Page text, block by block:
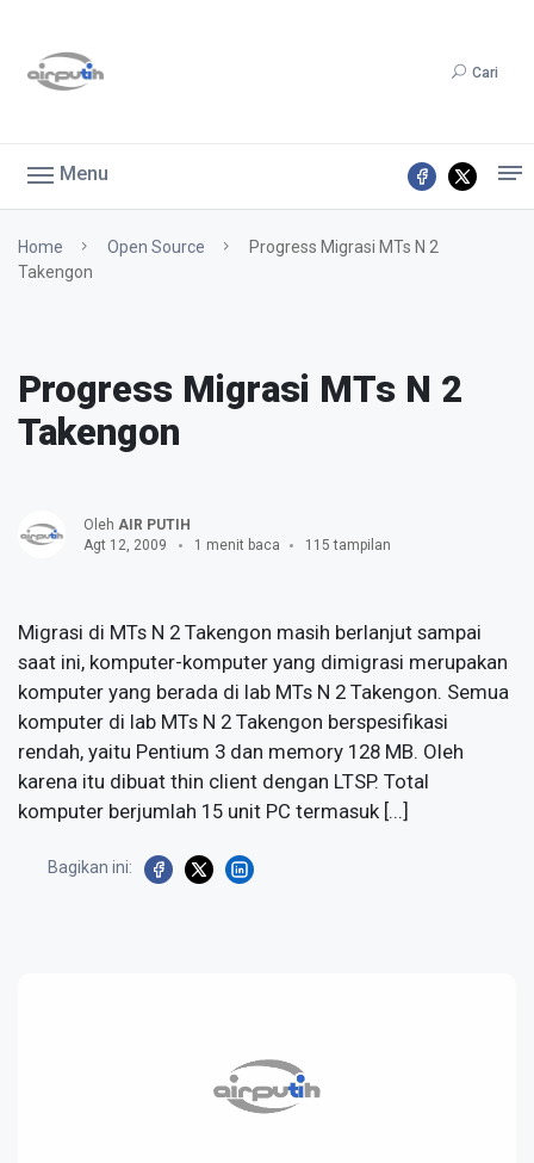
Cari
Menu
Home Open Source
Progress Migrasi MTs N 2
Takengon
Progress Migrasi MTs N 2
Takengon
Oleh AIR PUTIH
Agt 12, 2009
1 menit baca 115 tampilan
Migrasi di MTs N 2 Takengon masih berlanjut sampai
saat ini, komputer-komputer yang dimigrasi merupakan
komputer yang berada di lab MTs N 2 Takengon. Semua
komputer di lab MTs N 2 Takengon berspesifikasi
rendah, yaitu Pentium 3 dan memory 128 MB. Oleh
karena itu dibuat thin client dengan LTSP. Total
komputer berjumlah 15 unit PC termasuk [...]
Bagikan ini: